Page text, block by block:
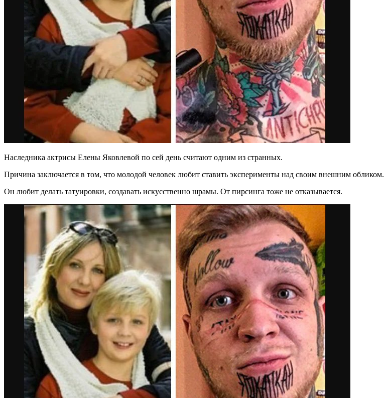
Наследника актрисы Елены Яковлевой по сей день считают одним из странных.
Причина заключается в том, что молодой человек любит ставить эксперименты над своим внешним обликом.
Он любит делать татуировки, создавать искусственно шрамы. От пирсинга тоже не отказывается.